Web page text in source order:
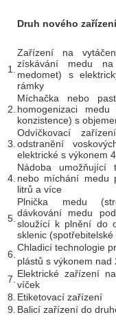
Druh nového zařízení
1.
Zařízení na
získávání medu
medomet) s
rámky
2.
Míchačka nebo
homogenizaci
konzistence) s
3.
Odvíčkovací
odstranění
elektrické s výkonem
4.
Nádoba umožňující
nebo míchání medu
litrů a více
5.
Plnička medu
dávkování medu
sloužící k plnění do
sklenic
6.
Chladicí technologie
plástů s výkonem nad
7. Elektrické zařízení
víček
8. Etiketovací zařízení
9. Balicí zařízení do